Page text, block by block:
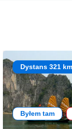
Dystans 321 km
Byłem tam